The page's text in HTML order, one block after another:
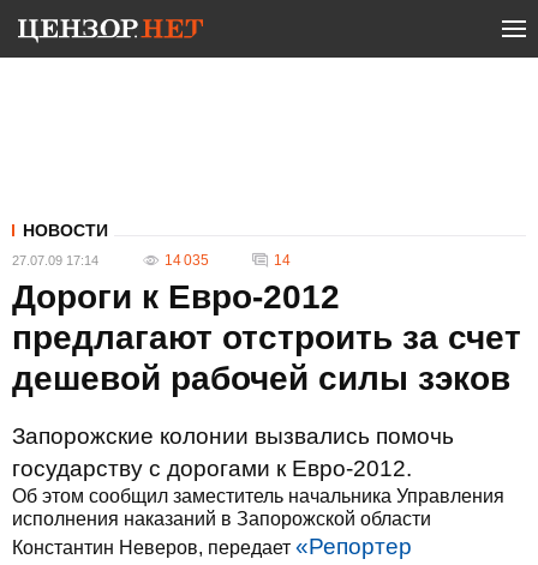
НОВОСТИ
27.07.09 17:14 14 035 14
Дороги к Евро-2012
предлагают отстроить за счет
дешевой рабочей силы зэков
Запорожские колонии вызвались помочь
государству с дорогами к Евро-2012.
Об этом сообщил заместитель начальника Управления
исполнения наказаний в Запорожской области
Константин Неверов, передает «Репортер